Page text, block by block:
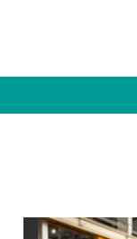
Ficha del curso